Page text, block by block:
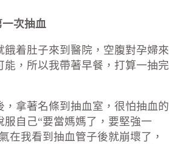
次抽血
餓着肚子來到醫院，空腹對孕婦來
能，所以我帶著早餐，打算一抽完
，拿著名條到抽血室，很怕抽血的
自己“要當媽媽了，要堅強一
在我看到抽血管子後就崩壞了，